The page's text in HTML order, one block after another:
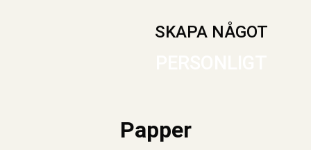
SKAPA NÅGOT
Papper